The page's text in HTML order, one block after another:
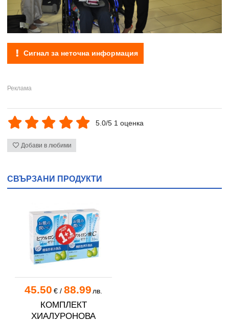
Сигнал за неточна информация
5.0/5 1 оценка
Добави в любими
СВЪРЗАНИ ПРОДУКТИ
45.50 €/ 88.99 лв.
КОМПЛЕКТ
ХИАЛУРОНОВА